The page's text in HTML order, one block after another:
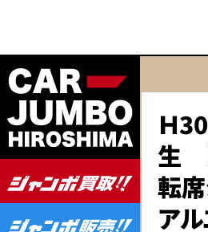
Ｈ
生
転
ア